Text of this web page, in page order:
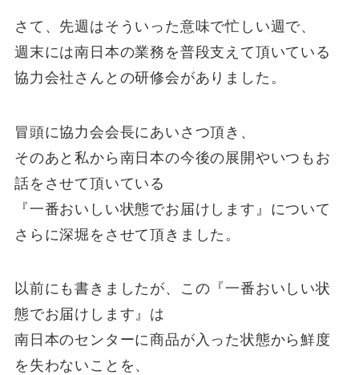
さて、先週はそういった意味で忙しい週で、
週末には南日本の業務を普段支えて頂いている
協力会社さんとの研修会がありました。
冒頭に協力会会長にあいさつ頂き、
そのあと私から南日本の今後の展開やいつもお
話をさせて頂いている
『一番おいしい状態でお届けします』について
さらに深堀をさせて頂きました。
以前にも書きましたが、この『一番おいしい状
態でお届けします』は
南日本のセンターに商品が入った状態から鮮度
を失わないことを、